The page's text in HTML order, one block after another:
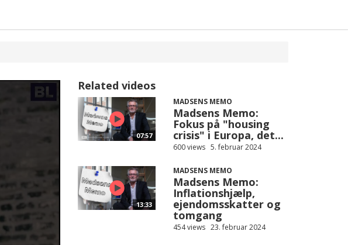
Related videos
07:57
MADSENS MEMO
Madsens Memo:
Fokus på "housing
crisis" i Europa, det...
600 views 5. februar 2024
13:33
MADSENS MEMO
Madsens Memo:
Inflationshjælp,
ejendomsskatter og
tomgang
454 views 23. februar 2024